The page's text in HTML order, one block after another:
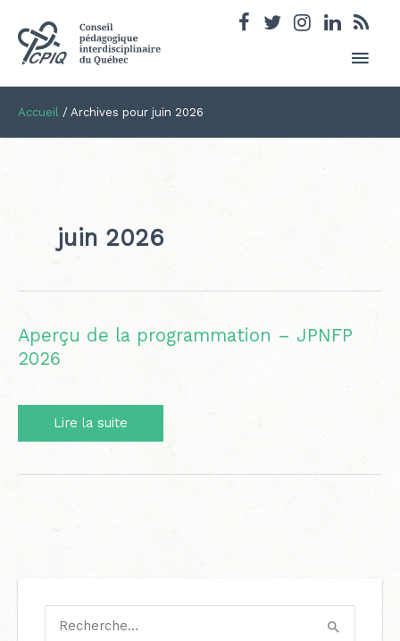
Accueil / Archives pour juin 2026
juin 2026
Aperçu de la programmation – JPNFP
2026
de
Lire la suite